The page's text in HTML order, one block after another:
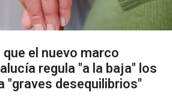
el nuevo marco
regula "a la baja" los
"graves desequilibrios"